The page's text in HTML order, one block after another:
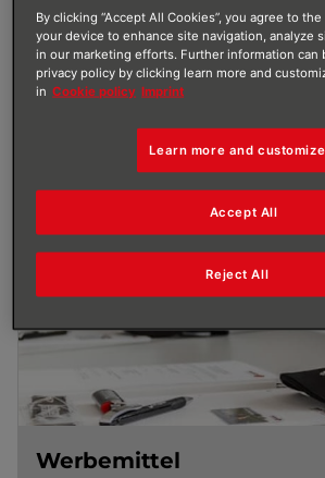
exklusiven Werbemitteln von
Fahrzeugbeschriftung. Den
erhältst du in unserem
Infos gibt's auf Social Media und im
Werbemittel
By clicking “Accept All Cookies”, you agree to
your device to enhance site navigation, analyze
in our marketing efforts. Further information can
privacy policy by clicking learn more and
in Cookie policy Imprint
Learn more and customize
Reject All
Accept All